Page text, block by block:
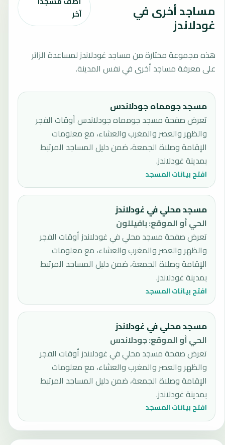
مساجد أخرى في
غودلاندز
آخر
هذه مجموعة مختارة من مساجد غودلاندز لمساعدة الزائر
على معرفة مساجد أخرى في نفس المدينة.
مسجد جومماه جودلاندس
تعرض صفحة مسجد جومماه جودلاندس أوقات الفجر
والظهر والعصر والمغرب والعشاء، مع معلومات
الإقامة وصلاة الجمعة، ضمن دليل المساجد المرتبط
بمدينة غودلاندز.
افتح بيانات المسجد
مسجد محلي في غودلاندز
الحي أو الموقع:بافيللون
تعرض صفحة مسجد محلي في غودلاندز أوقات الفجر
والظهر والعصر والمغرب والعشاء، مع معلومات
الإقامة وصلاة الجمعة، ضمن دليل المساجد المرتبط
بمدينة غودلاندز.
افتح بيانات المسجد
مسجد محلي في غودلاندز
الحي أو الموقع:جودلاندس
تعرض صفحة مسجد محلي في غودلاندز أوقات الفجر
والظهر والعصر والمغرب والعشاء، مع معلومات
الإقامة وصلاة الجمعة، ضمن دليل المساجد المرتبط
بمدينة غودلاندز.
افتح بيانات المسجد